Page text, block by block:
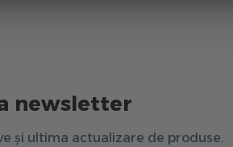
newsletter
și ultima actualizare de produse.